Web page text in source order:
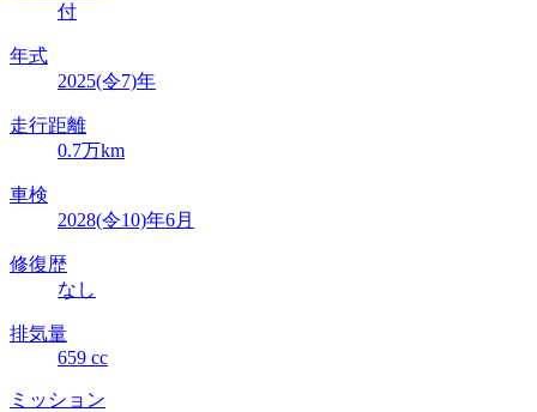
付
年式
2025(令7)年
走行距離
0.7万km
車検
2028(令10)年6月
修復歴
なし
排気量
659 cc
ミッション